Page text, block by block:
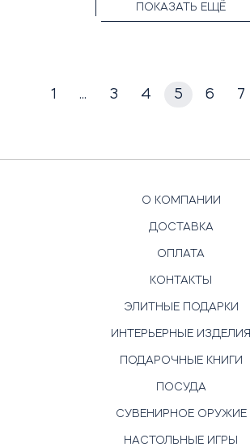
ПОКАЗАТЬ ЕЩЁ
1 ... 3 4 5 6 7
О КОМПАНИИ
ДОСТАВКА
ОПЛАТА
КОНТАКТЫ
ЭЛИТНЫЕ ПОДАРКИ
ИНТЕРЬЕРНЫЕ ИЗДЕЛИЯ
ПОДАРОЧНЫЕ КНИГИ
ПОСУДА
СУВЕНИРНОЕ ОРУЖИЕ
НАСТОЛЬНЫЕ ИГРЫ